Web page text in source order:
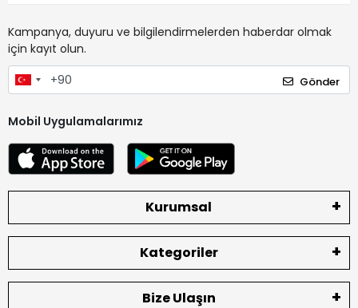
Kampanya, duyuru ve bilgilendirmelerden haberdar olmak
için kayıt olun.
Gönder
Mobil Uygulamalarımız
Kurumsal
Kategoriler
Bize Ulaşın